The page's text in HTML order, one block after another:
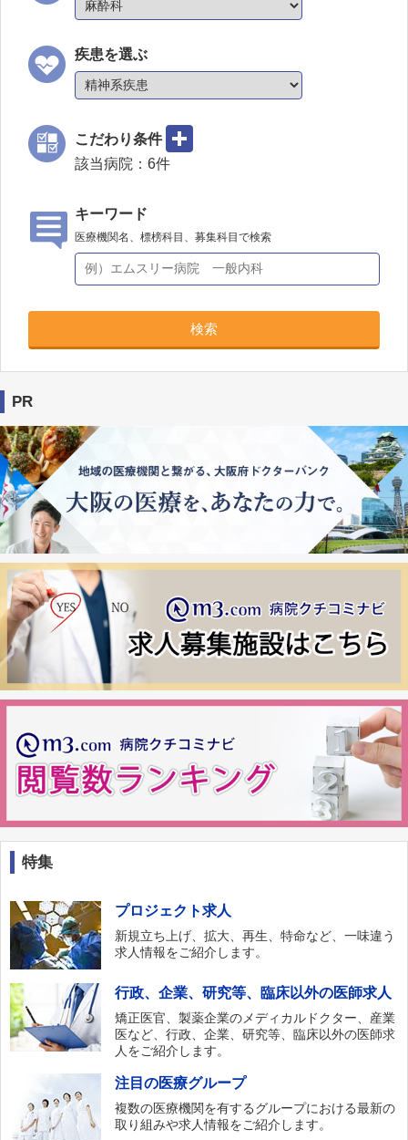
疾患を選ぶ
こだわり条件
該当病院： 6件
キーワード
医療機関名、標榜科目、募集科目で検索
検索
PR
特集
プロジェクト求人
新規立ち上げ、拡大、再生、特命など、一味違う
求人情報をご紹介します。
行政、企業、研究等、臨床以外の医師求人
矯正医官、製薬企業のメディカルドクター、産業
医など、行政、企業、研究等、臨床以外の医師求
人をご紹介します。
注目の医療グループ
複数の医療機関を有するグループにおける最新の
取り組みや求人情報をご紹介します。